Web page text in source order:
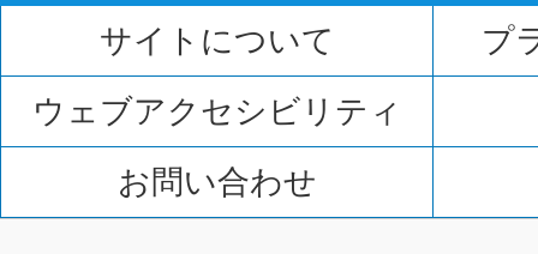
サイトについて
プ
ウェブアクセシビリティ
お問い合わせ